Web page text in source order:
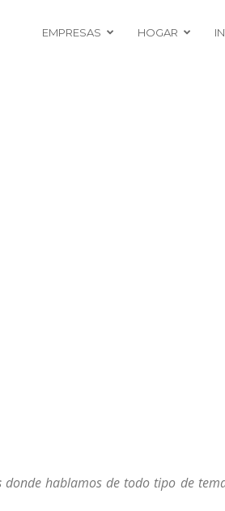
EMPRESAS HOGAR
donde hablamos de todo tipo de